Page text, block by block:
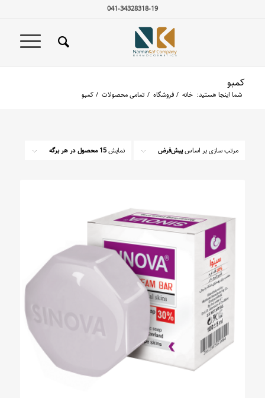
041-34328318-19
کمبو
شما اینجا هستید: خانه / فروشگاه / تمامی محصولات / کمبو
مرتب سازی بر اساسپیش‌فرض نمایش15 محصول در هر برگه